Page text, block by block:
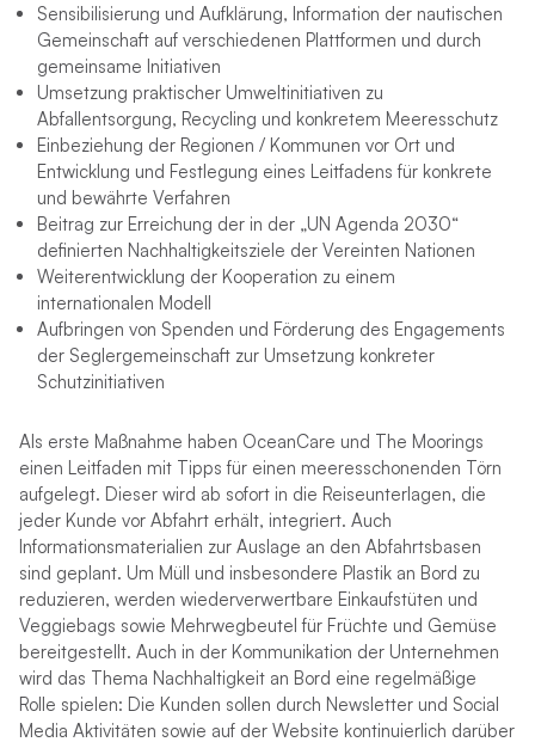
Sensibilisierung und Aufklärung, Information der nautischen
Gemeinschaft auf verschiedenen Plattformen und durch
gemeinsame Initiativen
Umsetzung praktischer Umweltinitiativen zu
Abfallentsorgung, Recycling und konkretem Meeresschutz
Einbeziehung der Regionen / Kommunen vor Ort und
Entwicklung und Festlegung eines Leitfadens für konkrete
und bewährte Verfahren
Beitrag zur Erreichung der in der „UN Agenda 2030“
definierten Nachhaltigkeitsziele der Vereinten Nationen
Weiterentwicklung der Kooperation zu einem
internationalen Modell
Aufbringen von Spenden und Förderung des Engagements
der Seglergemeinschaft zur Umsetzung konkreter
Schutzinitiativen
Als erste Maßnahme haben OceanCare und The Moorings
einen Leitfaden mit Tipps für einen meeresschonenden Törn
aufgelegt. Dieser wird ab sofort in die Reiseunterlagen, die
jeder Kunde vor Abfahrt erhält, integriert. Auch
Informationsmaterialien zur Auslage an den Abfahrtsbasen
sind geplant. Um Müll und insbesondere Plastik an Bord zu
reduzieren, werden wiederverwertbare Einkaufstüten und
Veggiebags sowie Mehrwegbeutel für Früchte und Gemüse
bereitgestellt. Auch in der Kommunikation der Unternehmen
wird das Thema Nachhaltigkeit an Bord eine regelmäßige
Rolle spielen: Die Kunden sollen durch Newsletter und Social
Media Aktivitäten sowie auf der Website kontinuierlich darüber